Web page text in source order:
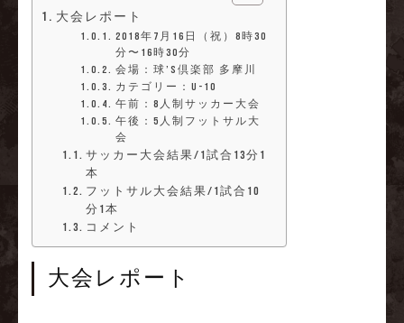
大会レポート
2018年7月16日（祝）8時30
分〜16時30分
会場：球’s倶楽部 多摩川
カテゴリー：U-10
午前：8人制サッカー大会
午後：5人制フットサル大
会
サッカー大会結果/1試合13分1
本
フットサル大会結果/1試合10
分1本
コメント
大会レポート